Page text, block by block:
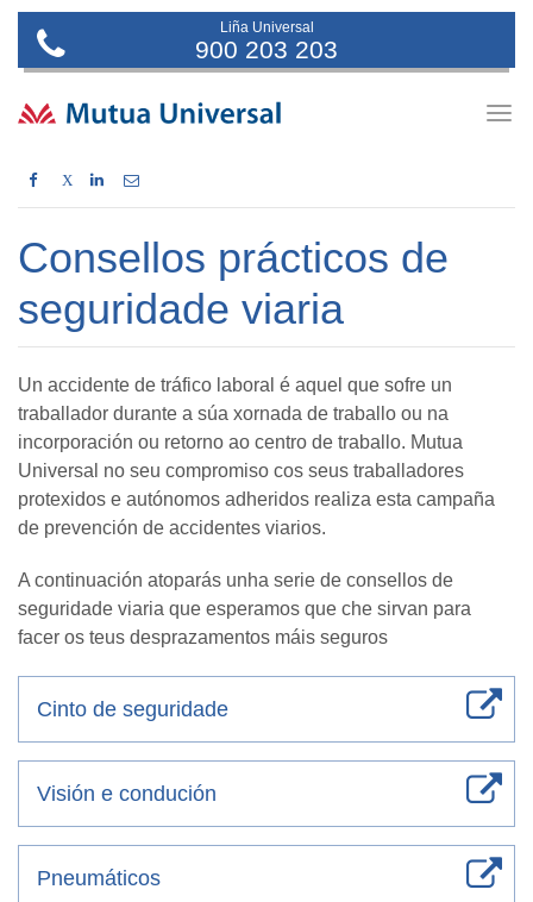
Liña Universal
900 203 203
X
Consellos prácticos de
seguridade viaria
Un accidente de tráfico laboral é aquel que sofre un
traballador durante a súa xornada de traballo ou na
incorporación ou retorno ao centro de traballo. Mutua
Universal no seu compromiso cos seus traballadores
protexidos e autónomos adheridos realiza esta campaña
de prevención de accidentes viarios.
A continuación atoparás unha serie de consellos de
seguridade viaria que esperamos que che sirvan para
facer os teus desprazamentos máis seguros
Cinto de seguridade
Visión e condución
Pneumáticos